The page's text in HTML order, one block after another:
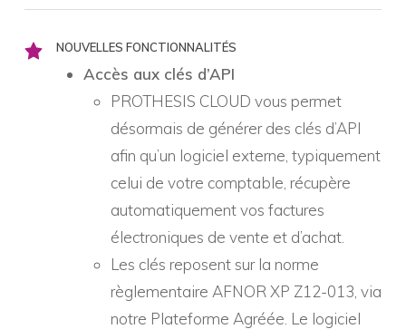
NOUVELLES FONCTIONNALITÉS
Accès aux clés d’API
PROTHESIS CLOUD vous permet
désormais de générer des clés d’API
afin qu’un logiciel externe, typiquement
celui de votre comptable, récupère
automatiquement vos factures
électroniques de vente et d’achat.
Les clés reposent sur la norme
règlementaire AFNOR XP Z12-013, via
notre Plateforme Agréée. Le logiciel